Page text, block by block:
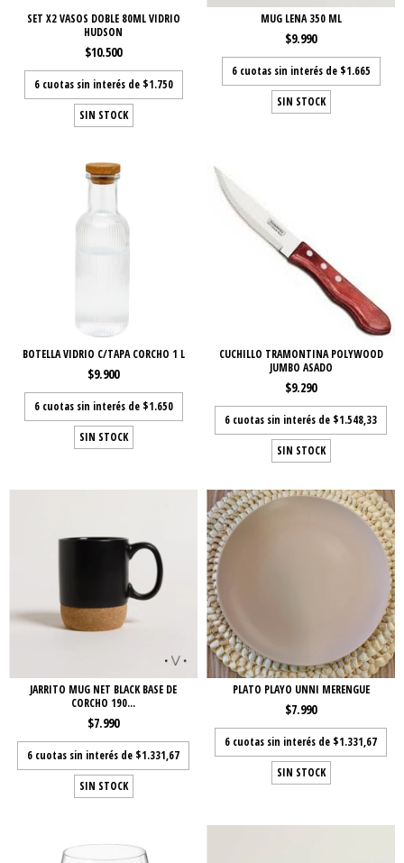
SET X2 VASOS DOBLE 80ML VIDRIO
HUDSON
$10.500
6 cuotas sin interés de $1.750
SIN STOCK
MUG LENA 350 ML
$9.990
6 cuotas sin interés de $1.665
SIN STOCK
BOTELLA VIDRIO C/TAPA CORCHO 1 L
$9.900
6 cuotas sin interés de $1.650
SIN STOCK
CUCHILLO TRAMONTINA POLYWOOD
JUMBO ASADO
$9.290
6 cuotas sin interés de $1.548,33
SIN STOCK
JARRITO MUG NET BLACK BASE DE
CORCHO 190...
$7.990
6 cuotas sin interés de $1.331,67
SIN STOCK
PLATO PLAYO UNNI MERENGUE
$7.990
6 cuotas sin interés de $1.331,67
SIN STOCK